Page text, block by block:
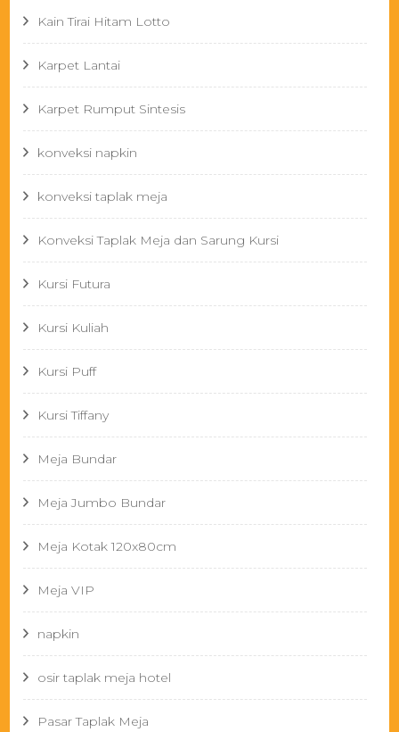
Kain Tirai Hitam Lotto
Karpet Lantai
Karpet Rumput Sintesis
konveksi napkin
konveksi taplak meja
Konveksi Taplak Meja dan Sarung Kursi
Kursi Futura
Kursi Kuliah
Kursi Puff
Kursi Tiffany
Meja Bundar
Meja Jumbo Bundar
Meja Kotak 120x80cm
Meja VIP
napkin
osir taplak meja hotel
Pasar Taplak Meja